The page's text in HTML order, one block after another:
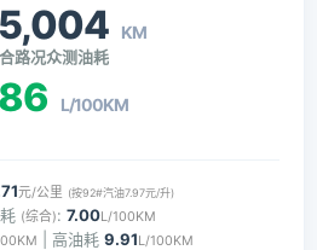
KM
路况众测油耗
L/100KM
元/公里 (按92#汽油7.97元/升)
(综合): 7.00L/100KM
| 高油耗 9.91L/100KM